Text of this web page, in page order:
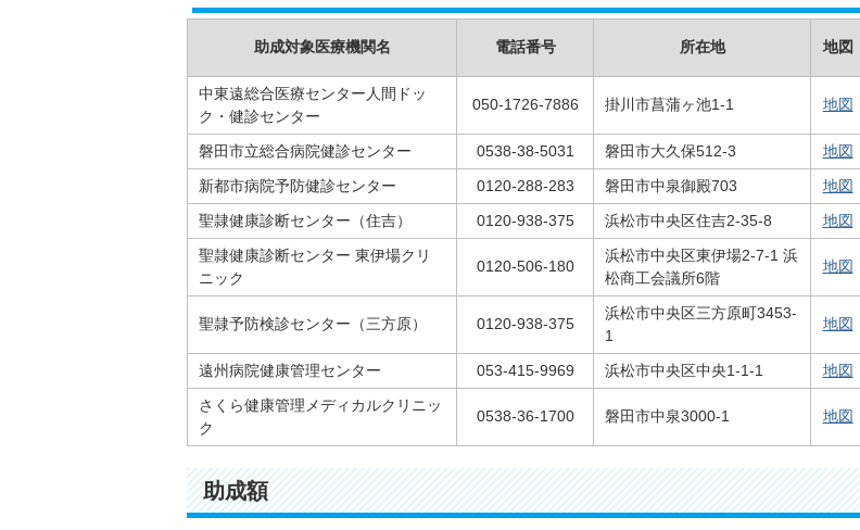
助成対象医療機関名 電話番号 所在地 地図
中東遠総合医療センター人間ドッ
ク・健診センター
050-1726-7886 掛川市菖蒲ヶ池1-1 地図
磐田市立総合病院健診センター 0538-38-5031 磐田市大久保512-3 地図
新都市病院予防健診センター
0120-288-283 磐田市中泉御殿703 地図
聖隷健康診断センター（住吉）
0120-938-375 浜松市中央区住吉2-35-8 地図
聖隷健康診断センター 東伊場クリ
ニック
0120-506-180
浜松市中央区東伊場2-7-1 浜
松商工会議所6階
地図
聖隷予防検診センター（三方原） 0120-938-375
浜松市中央区三方原町3453-
1
地図
遠州病院健康管理センター 053-415-9969 浜松市中央区中央1-1-1 地図
さくら健康管理メディカルクリニッ
ク
0538-36-1700 磐田市中泉3000-1 地図
助成額